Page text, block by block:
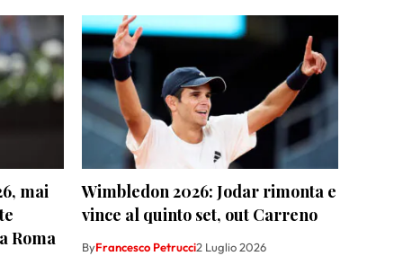
mai
Roma
Wimbledon 2026: Jodar rimonta e
vince al quinto set, out Carreno
ByFrancesco Petrucci2 Luglio 2026